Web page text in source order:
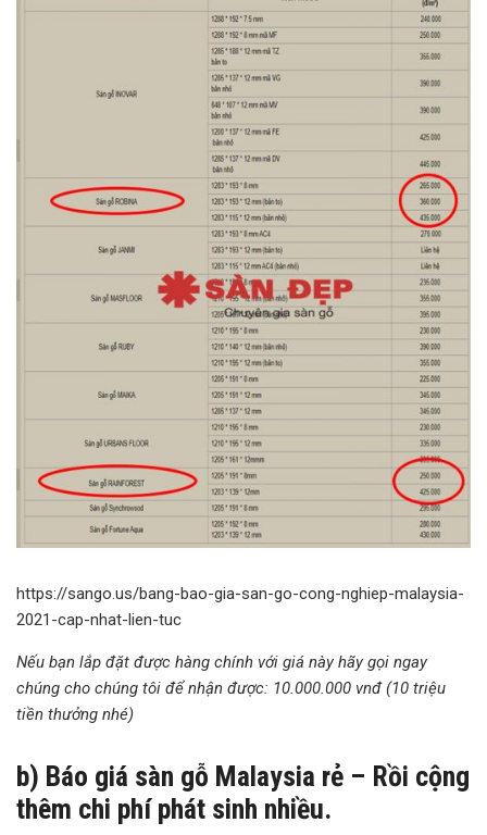
https://sango.us/bang-bao-gia-san-go-cong-nghiep-malaysia-
2021-cap-nhat-lien-tuc
Nếu bạn lắp đặt được hàng chính với giá này hãy gọi ngay
chúng cho chúng tôi để nhận được: 10.000.000 vnđ (10 triệu
tiền thưởng nhé)
b) Báo giá sàn gỗ Malaysia rẻ – Rồi cộng
thêm chi phí phát sinh nhiều.